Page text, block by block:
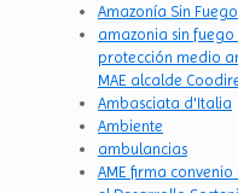
Amazonía Sin Fuego
amazonia sin
protección medio
MAE alcalde
Ambasciata d'Italia
Ambiente
ambulancias
AME firma